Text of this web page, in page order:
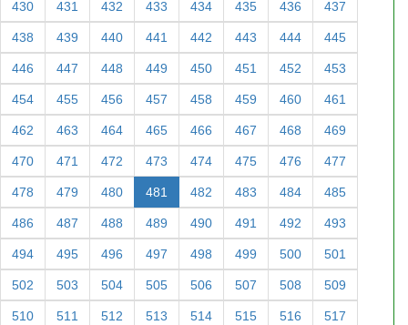
430 431 432 433 434 435 436 437
438 439 440 441 442 443 444 445
446 447 448 449 450 451 452 453
454 455 456 457 458 459 460 461
462 463 464 465 466 467 468 469
470 471 472 473 474 475 476 477
478 479 480 481 482 483 484 485
486 487 488 489 490 491 492 493
494 495 496 497 498 499 500 501
502 503 504 505 506 507 508 509
510 511 512 513 514 515 516 517